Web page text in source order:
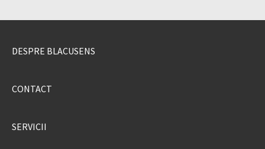
DESPRE BLACUSENS
CONTACT
SERVICII